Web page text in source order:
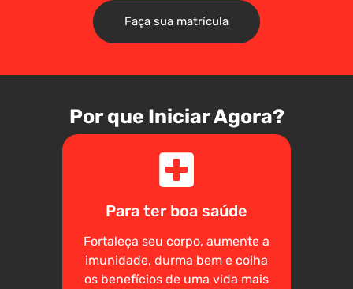
Faça sua matrícula
Por que Iniciar Agora?
Para ter boa saúde
Fortaleça seu corpo, aumente a
imunidade, durma bem e colha
os benefícios de uma vida mais